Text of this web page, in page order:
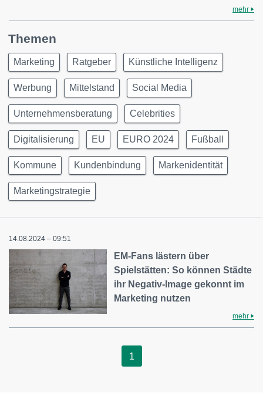
mehr
Themen
Marketing Ratgeber Künstliche Intelligenz
Werbung Mittelstand Social Media
Unternehmensberatung Celebrities
Digitalisierung EU EURO 2024 Fußball
Kommune Kundenbindung Markenidentität
Marketingstrategie
14.08.2024 – 09:51
EM-Fans lästern über
Spielstätten: So können Städte
ihr Negativ-Image gekonnt im
Marketing nutzen
mehr
1